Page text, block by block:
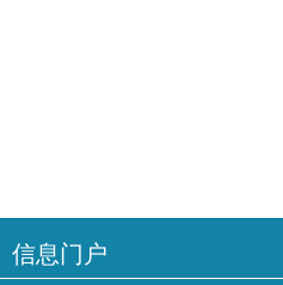
信息门户